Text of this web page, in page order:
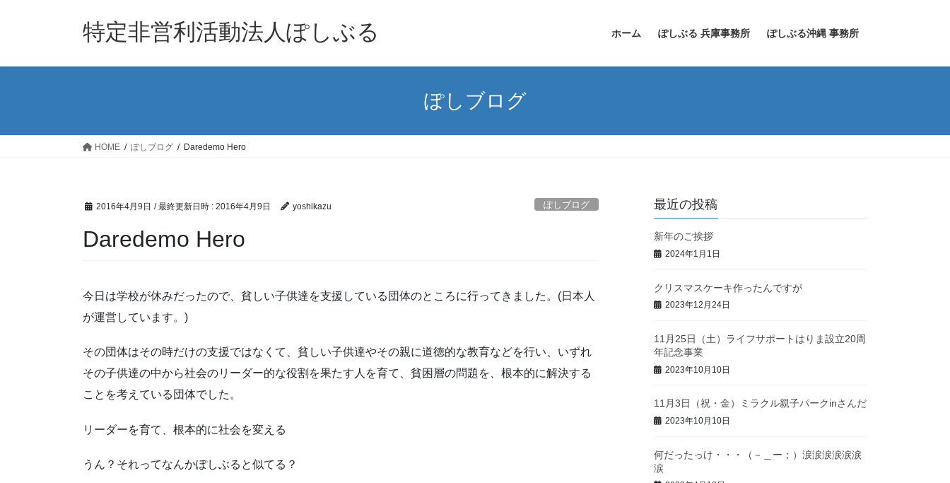
特定非営利活動法人ぽしぶる ホーム ぽしぶる 兵庫事務所 ぽしぶる沖縄 事務所
ぽしブログ
HOME ぽしブログ Daredemo Hero
2016年4月9日 / 最終更新日時 : 2016年4月9日 yoshikazu ぽしブログ
Daredemo Hero
今日は学校が休みだったので、貧しい子供達を支援している団体のところに行ってきました。(日本人
が運営しています。)
その団体はその時だけの支援ではなくて、貧しい子供達やその親に道徳的な教育などを行い、いずれ
その子供達の中から社会のリーダー的な役割を果たす人を育て、貧困層の問題を、根本的に解決する
ことを考えている団体でした。
リーダーを育て、根本的に社会を変える
うん？それってなんかぽしぶると似てる？
最近の投稿
新年のご挨拶
2024年1月1日
クリスマスケーキ作ったんですが
2023年12月24日
11月25日（土）ライフサポートはりま設立20周
年記念事業
2023年10月10日
11月3日（祝・金）ミラクル親子パークinさんだ
2023年10月10日
何だったっけ・・・（－＿ー；）涙涙涙涙涙涙
涙